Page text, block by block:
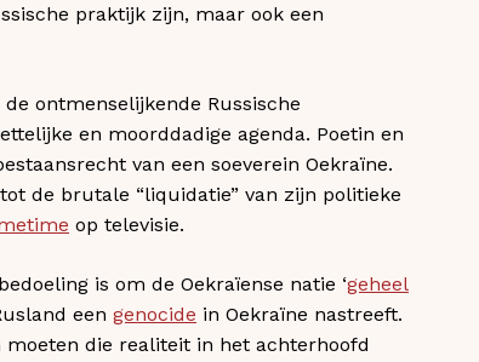
praktijk zijn, maar ook een
ontmenselijkende Russische
en moorddadige agenda. Poetin en
van een soeverein Oekraïne.
de brutale “liquidatie” van zijn politieke
op televisie.
is om de Oekraïense natie ‘geheel
een genocide in Oekraïne nastreeft.
die realiteit in het achterhoofd